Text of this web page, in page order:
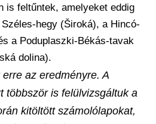
is feltűntek, amelyeket eddig
hegy (Široká), a Hincó-
a Poduplaszki-Békás-tavak
dolina).
az eredményre. A
többször is felülvizsgáltuk a
kitöltött számolólapokat,